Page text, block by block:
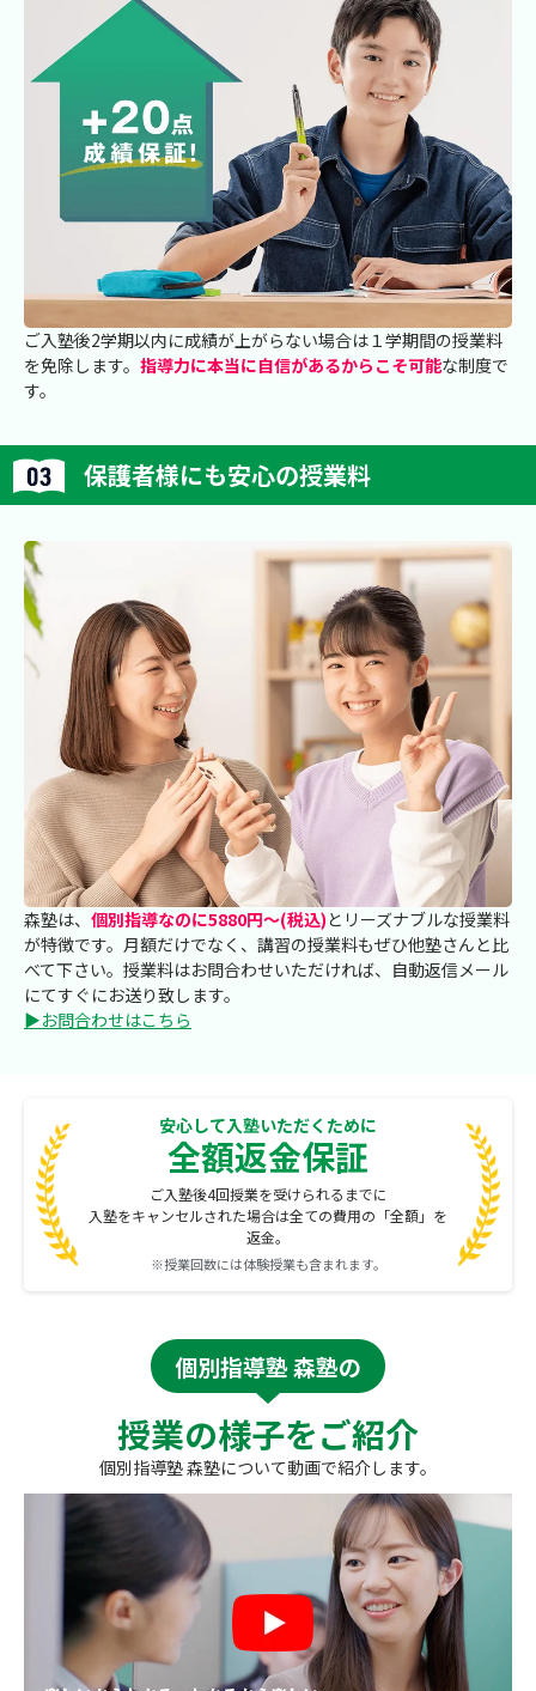
ご入塾後2学期以内に成績が上がらない場合は１学期間の授業料
を免除します。 指導力に本当に自信があるからこそ可能な制度で
す。
保護者様にも安心の授業料
森塾は、 個別指導なのに5880円～(税込)とリーズナブルな授業料
が特徴です。月額だけでなく、講習の授業料もぜひ他塾さんと比
べて下さい。授業料はお問合わせいただければ、自動返信メール
にてすぐにお送り致します。
▶お問合わせはこちら
安心して入塾いただくために
全額返金保証
ご入塾後4回授業を受けられるまでに
入塾をキャンセルされた場合は全ての費用の「全額」を
返金。
※授業回数には体験授業も含まれます。
個別指導塾 森塾の
授業の様子をご紹介
個別指導塾 森塾について動画で紹介します。